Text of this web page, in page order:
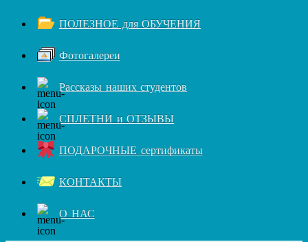
ПОЛЕЗНОЕ для ОБУЧЕНИЯ
Фотогалереи
Рассказы наших студентов
СПЛЕТНИ и ОТЗЫВЫ
ПОДАРОЧНЫЕ сертификаты
КОНТАКТЫ
О НАС